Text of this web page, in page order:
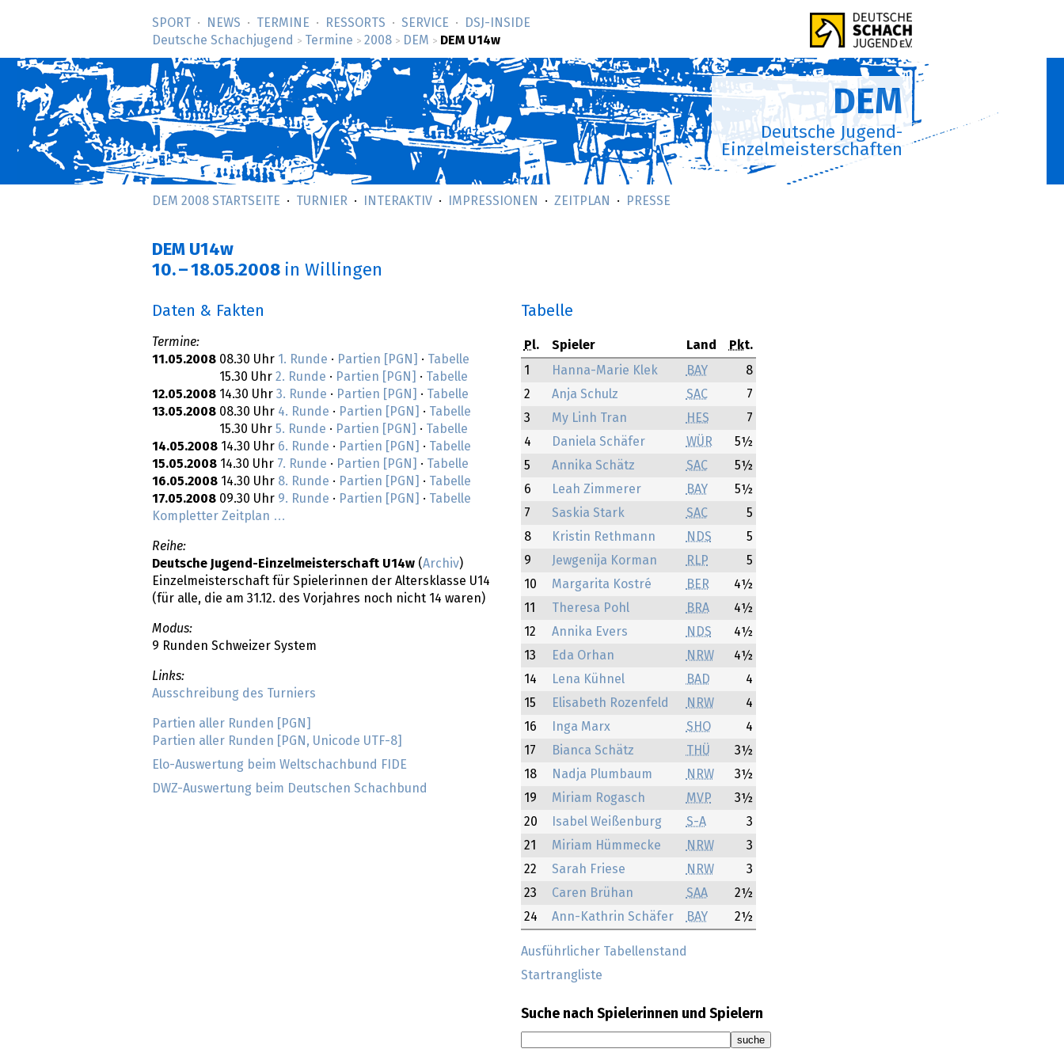
SPORT NEWS TERMINE RESSORTS SERVICE
DSJ-­INSIDE
Deutsche Schachjugend
> Termine > 2008 > DEM > DEM U14w
DEM
Deutsche Jugend-
Einzelmeisterschaften
DEM 2008 STARTSEITE TURNIER INTERAKTIV IMPRESSIONEN ZEITPLAN PRESSE
DEM U14w
10.–18.05.2008 in Willingen
Daten & Fakten
Termine:
11.05.2008 08.30 Uhr 1. Runde · Partien [PGN] · Tabelle
15.30 Uhr 2. Runde · Partien [PGN] · Tabelle
12.05.2008 14.30 Uhr 3. Runde · Partien [PGN] · Tabelle
13.05.2008 08.30 Uhr 4. Runde · Partien [PGN] · Tabelle
15.30 Uhr 5. Runde · Partien [PGN] · Tabelle
14.05.2008 14.30 Uhr 6. Runde · Partien [PGN] · Tabelle
15.05.2008 14.30 Uhr 7. Runde · Partien [PGN] · Tabelle
16.05.2008 14.30 Uhr 8. Runde · Partien [PGN] · Tabelle
17.05.2008 09.30 Uhr 9. Runde · Partien [PGN] · Tabelle
Kompletter Zeitplan …
Reihe:
Deutsche Jugend-Einzelmeisterschaft U14w (Archiv)
Einzelmeisterschaft für Spielerinnen der Altersklasse U14
(für alle, die am 31.12. des Vorjahres noch nicht 14 waren)
Modus:
9 Runden Schweizer System
Links:
Ausschreibung des Turniers
Partien aller Runden [PGN]
Partien aller Runden [PGN, Unicode UTF-8]
Elo-Auswertung beim Weltschachbund FIDE
DWZ-Auswertung beim Deutschen Schachbund
Tabelle
Pl. Spieler Land
Pkt.
1
Hanna-Marie Klek BAY
8
2
Anja Schulz SAC
7
3
My Linh Tran HES
7
4
Daniela Schäfer WÜR
5½
5
Annika Schätz SAC
5½
6
Leah Zimmerer BAY
5½
7
Saskia Stark SAC
5
8
Kristin Rethmann NDS
5
9
Jewgenija Korman RLP
5
10
Margarita Kostré BER
4½
11
Theresa Pohl BRA
4½
12
Annika Evers NDS
4½
13
Eda Orhan NRW
4½
14
Lena Kühnel BAD
4
15
Elisabeth Rozenfeld NRW
4
16
Inga Marx SHO
4
17
Bianca Schätz THÜ
3½
18
Nadja Plumbaum NRW
3½
19
Miriam Rogasch MVP
3½
20
Isabel Weißenburg S-A
3
21
Miriam Hümmecke NRW
3
22
Sarah Friese NRW
3
23
Caren Brühan SAA
2½
24
Ann-Kathrin Schäfer BAY 2½
Ausführlicher Tabellenstand
Startrangliste
Suche nach Spielerinnen und Spielern